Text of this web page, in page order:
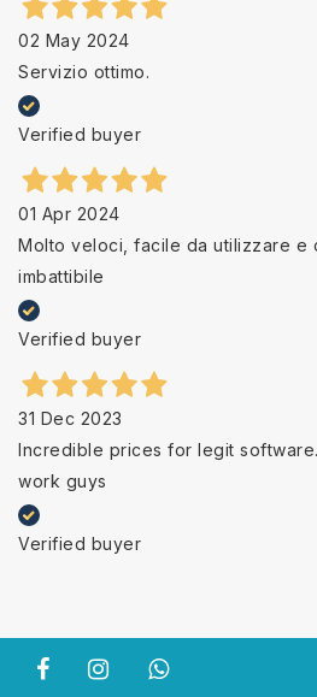
02 May 2024
Servizio ottimo.
Verified buyer
01 Apr 2024
Molto veloci, facile da utilizzare e
imbattibile
Verified buyer
31 Dec 2023
Incredible prices for legit
work guys
Verified buyer